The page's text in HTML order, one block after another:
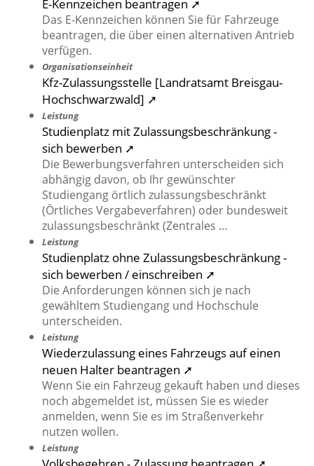
E-Kennzeichen beantragen ➚
Das E-Kennzeichen können Sie für Fahrzeuge
beantragen, die über einen alternativen Antrieb
verfügen.
Organisationseinheit
Kfz-Zulassungsstelle [Landratsamt Breisgau-
Hochschwarzwald] ➚
Leistung
Studienplatz mit Zulassungsbeschränkung -
sich bewerben ➚
Die Bewerbungsverfahren unterscheiden sich
abhängig davon, ob Ihr gewünschter
Studiengang örtlich zulassungsbeschränkt
(Örtliches Vergabeverfahren) oder bundesweit
zulassungsbeschränkt (Zentrales …
Leistung
Studienplatz ohne Zulassungsbeschränkung -
sich bewerben / einschreiben ➚
Die Anforderungen können sich je nach
gewähltem Studiengang und Hochschule
unterscheiden.
Leistung
Wiederzulassung eines Fahrzeugs auf einen
neuen Halter beantragen ➚
Wenn Sie ein Fahrzeug gekauft haben und dieses
noch abgemeldet ist, müssen Sie es wieder
anmelden, wenn Sie es im Straßenverkehr
nutzen wollen.
Leistung